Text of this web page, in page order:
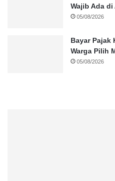
Wajib Ada di
05/08/2026
Bayar Pajak
Warga Pilih
05/08/2026